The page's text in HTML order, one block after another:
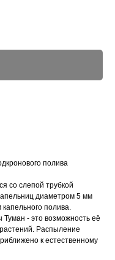
полива
со слепой трубкой
диаметром 5 мм
полива.
- это возможность её
Распыление
к естественному